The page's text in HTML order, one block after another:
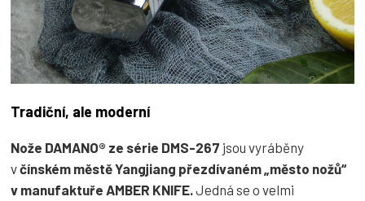
Tradiční, ale moderní
Nože DAMANO® ze série DMS-267 jsou vyráběny
včínském městě Yangjiang přezdívaném „město nožů“
v manufaktuře AMBER KNIFE. Jedná se o velmi